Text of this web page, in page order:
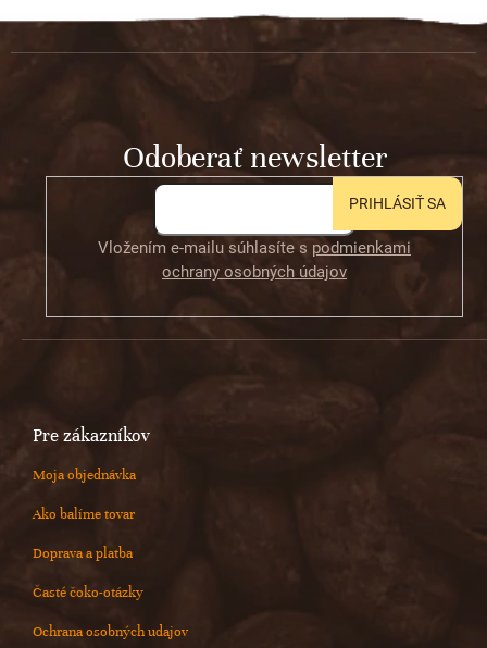
Z
Odoberať newsletter
Vložením e-mailu súhlasíte s podmienkami
ochrany osobných údajov
PRIHLÁSIŤ SA
Pre zákazníkov
Moja objednávka
Ako balíme tovar
Doprava a platba
Časté čoko-otázky
Ochrana osobných udajov